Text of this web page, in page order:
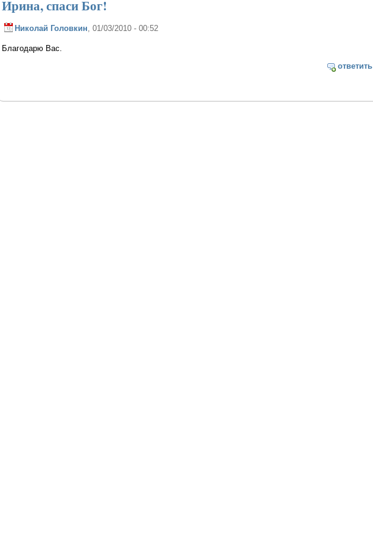
Ирина, спаси Бог!
Николай Головкин, 01/03/2010 - 00:52
Благодарю Вас.
ответить